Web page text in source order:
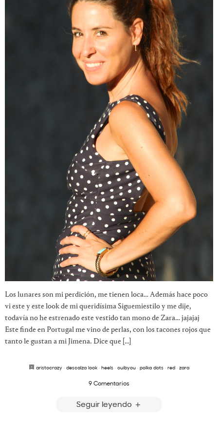
Los lunares son mi perdición, me tienen loca… Además hace poco
vi este y este look de mi queridísima Siguemiestilo y me dije,
todavía no he estrenado este vestido tan mono de Zara… jajajaj
Este finde en Portugal me vino de perlas, con los tacones rojos que
tanto le gustan a mi Jimena. Dice que […]
aristocrazy · descalza look · heels · ouibyou · polka dots · red · zara
9 Comentarios
Seguir leyendo